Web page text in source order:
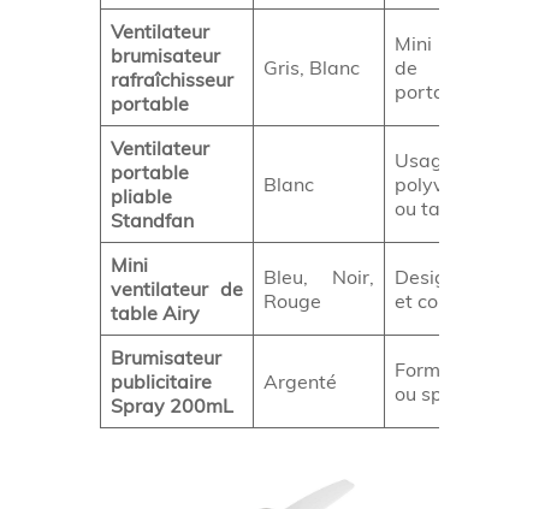
Ventilateur
brumisateur
rafraîchisseur
portable
Gris, Blanc
Mini
de
portatif
Ventilateur
portable
pliable
Standfan
Blanc
Usage
polyvalent
ou table)
Mini
ventilateur de
table Airy
Bleu, Noir,
Rouge
Design
et compact
Brumisateur
publicitaire
Spray 200mL
Argenté
Format
ou sport